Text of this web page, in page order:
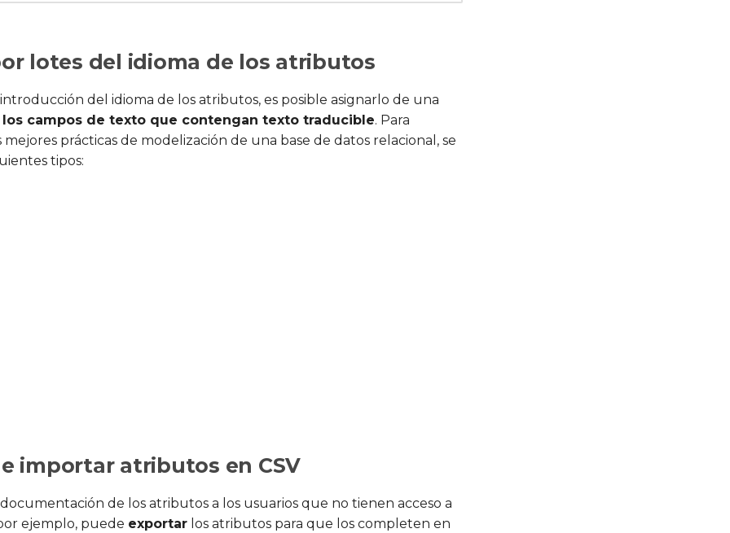
lotes del idioma de los atributos
del idioma de los atributos, es posible asignarlo de una
los campos de texto que contengan texto traducible. Para
prácticas de modelización de una base de datos relacional, se
tipos:
importar atributos en CSV
de los atributos a los usuarios que no tienen acceso a
ejemplo, puede exportar los atributos para que los completen en